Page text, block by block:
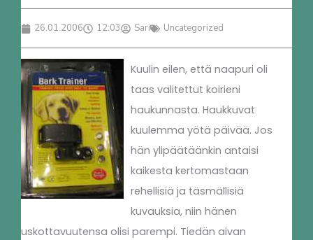
26.01.2006 12:03 Sari Uncategorized
Kuulin eilen, että naapuri oli
taas valitettut koirieni
haukunnasta. Haukkuvat
kuulemma yötä päivää. Jos
hän ylipäätäänkin antaisi
kaikesta kertomastaan
rehellisiä ja täsmällisiä
kuvauksia, niin hänen
uskottavuutensa olisi parempi. Tiedän aivan